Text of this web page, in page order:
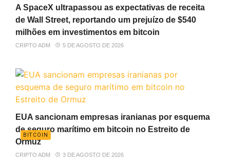
A SpaceX ultrapassou as expectativas de receita
de Wall Street, reportando um prejuízo de $540
milhões em investimentos em bitcoin
CRIPTO ADM 5 DE AGOSTO DE 2026
BITCOIN
EUA sancionam empresas iranianas por esquema
de seguro marítimo em bitcoin no Estreito de
Ormuz
CRIPTO ADM 3 DE AGOSTO DE 2026